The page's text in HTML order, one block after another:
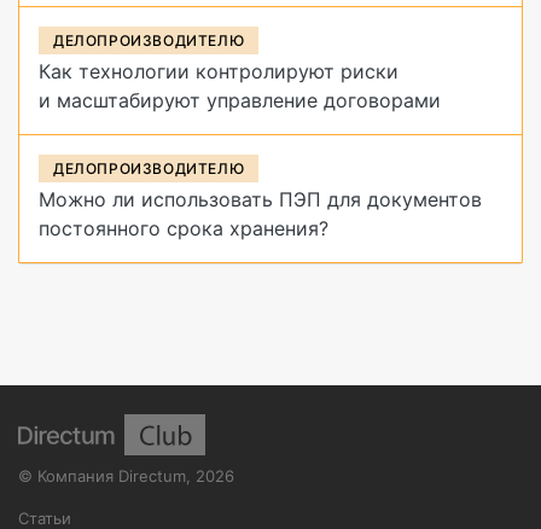
ДЕЛОПРОИЗВОДИТЕЛЮ
Как технологии контролируют риски
и масштабируют управление договорами
ДЕЛОПРОИЗВОДИТЕЛЮ
Можно ли использовать ПЭП для документов
постоянного срока хранения?
© Компания Directum 2026
Статьи